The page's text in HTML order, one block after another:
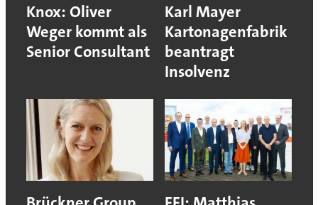
Knox: Oliver
Weger kommt als
Senior Consultant
Karl Mayer
Kartonagenfabrik
beantragt
Insolvenz